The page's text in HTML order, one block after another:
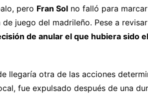
pero Fran Sol no falló para
juego del madrileño. Pese a
de anular el que hubiera sido
llegaría otra de las acciones
fue expulsado después de una